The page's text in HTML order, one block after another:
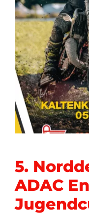
5.
ADAC